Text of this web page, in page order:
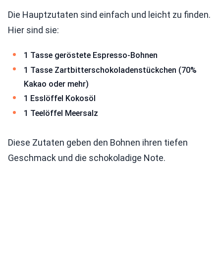
Die Hauptzutaten sind einfach und leicht zu finden.
Hier sind sie:
1 Tasse geröstete Espresso-Bohnen
1 Tasse Zartbitterschokoladenstückchen (70%
Kakao oder mehr)
1 Esslöffel Kokosöl
1 Teelöffel Meersalz
Diese Zutaten geben den Bohnen ihren tiefen
Geschmack und die schokoladige Note.